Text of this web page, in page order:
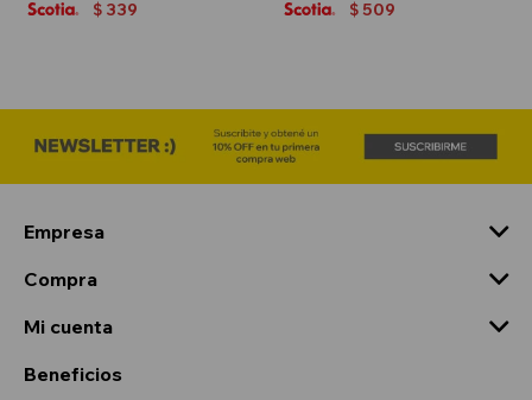
$ 339 $ 509
Empresa
Compra
Mi cuenta
Beneficios